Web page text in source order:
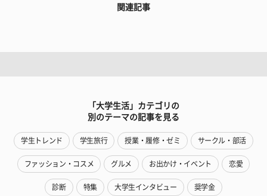
関連記事
「大学生活」カテゴリの
別のテーマの記事を見る
学生トレンド 学生旅行 授業・履修・ゼミ サークル・部活
ファッション・コスメ グルメ お出かけ・イベント 恋愛
診断 特集 大学生インタビュー 奨学金